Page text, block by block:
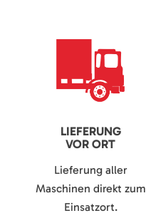
LIEFERUNG
VOR ORT
Lieferung aller
Maschinen direkt zum
Einsatzort.